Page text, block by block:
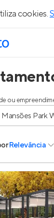
cookies.
ou
Relevância